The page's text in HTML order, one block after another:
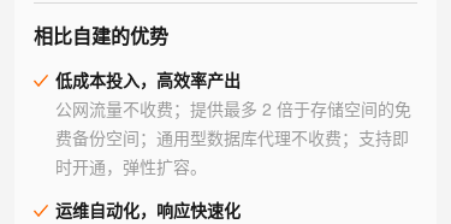
相比自建的优势
低成本投入，高效率产出
公网流量不收费；提供最多 2 倍于存储空间的免
费备份空间；通用型数据库代理不收费；支持即
时开通，弹性扩容。
运维自动化，响应快速化